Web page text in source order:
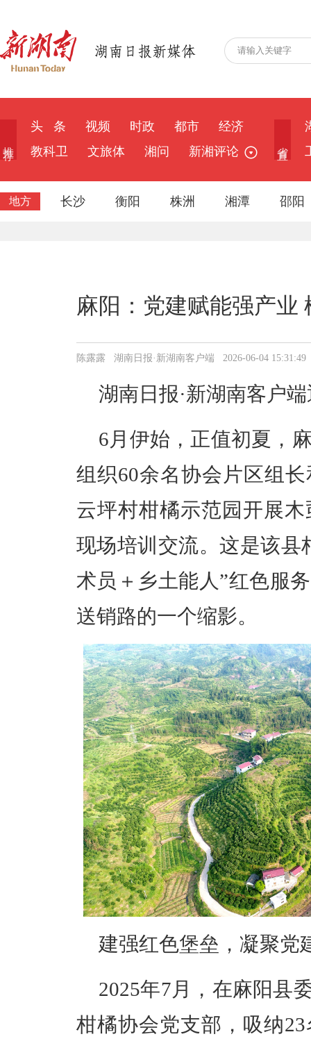
头 条 视频 时政 都市
经济
教科卫
文旅体 湘问 新湘评论
地方 长沙 衡阳 株洲 湘潭 邵阳
麻阳：党建赋能强产业
陈露露 湖南日报·新湖南客户端 2026-06-04 15:31:49
湖南日报·新湖南客户
6月伊始 ， 正值初夏，
组织60余名协会片区组
云坪村柑橘示范园开展
现场培训交流。这是该县
术员＋ 乡土能人 ”红色服
送销路的一个缩影。
建强红色堡垒，凝聚党
2025年7月，在麻阳县
柑橘协会党支部，吸纳23